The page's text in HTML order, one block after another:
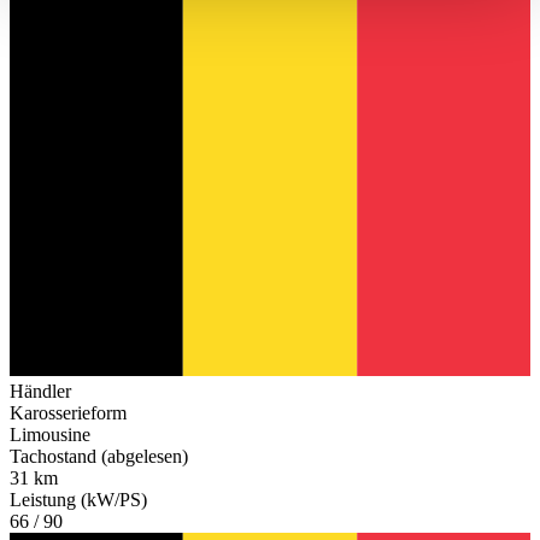
Händler
Karosserieform
Limousine
Tachostand (abgelesen)
31 km
Leistung (kW/PS)
66 / 90